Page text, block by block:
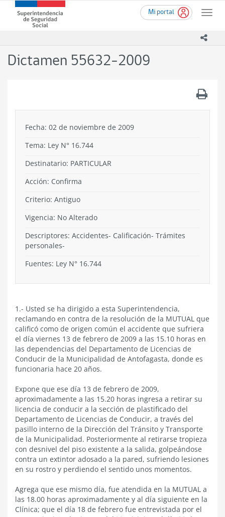
contenido
Mi portal
Toggle
Superintendencia
de
-
Dictamen 55632-2009
Fecha: 02 de noviembre de 2009
Tema: Ley N° 16.744
Destinatario: PARTICULAR
Acción: Confirma
Criterio: Antiguo
Vigencia: No Alterado
Descriptores: Accidentes- Calificación- Trámites
personales-
Fuentes: Ley N° 16.744
1.- Usted se ha dirigido a esta Superintendencia,
reclamando en contra de la resolución de la MUTUAL que
calificó como de origen común el accidente que sufriera
el día viernes 13 de febrero de 2009 a las 15.10 horas en
las dependencias del Departamento de Licencias de
Conducir de la Municipalidad de Antofagasta, donde es
funcionaria hace 20 años.
Expone que ese día 13 de febrero de 2009,
aproximadamente a las 15.20 horas ingresa a retirar su
licencia de conducir a la sección de plastificado del
Departamento de Licencias de Conducir, a través del
pasillo interno de la Dirección del Tránsito y Transporte
de la Municipalidad. Posteriormente al retirarse tropieza
con desnivel del piso existente a la salida, golpeándose
contra un extintor adosado a la pared, sufriendo lesiones
en su rostro y perdiendo el sentido unos momentos.
Agrega que ese mismo día, fue atendida en la MUTUAL a
las 18.00 horas aproximadamente y al día siguiente en la
Clínica; que el día 18 de febrero fue entrevistada por el